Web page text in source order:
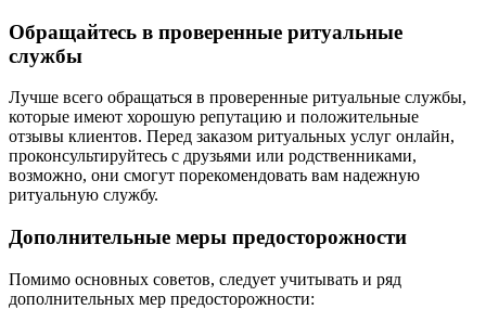
Обращайтесь в проверенные ритуальные
службы
Лучше всего обращаться в проверенные ритуальные службы,
которые имеют хорошую репутацию и положительные
отзывы клиентов. Перед заказом ритуальных услуг онлайн,
проконсультируйтесь с друзьями или родственниками,
возможно, они смогут порекомендовать вам надежную
ритуальную службу.
Дополнительные меры предосторожности
Помимо основных советов, следует учитывать и ряд
дополнительных мер предосторожности: